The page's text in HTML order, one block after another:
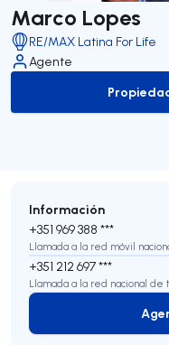
Marco Lopes
RE/MAX Latina For Life
Agente
Información
+351 969 388 ***
Llamada a la red móvil
+351 212 697 ***
Llamada a la red nacional